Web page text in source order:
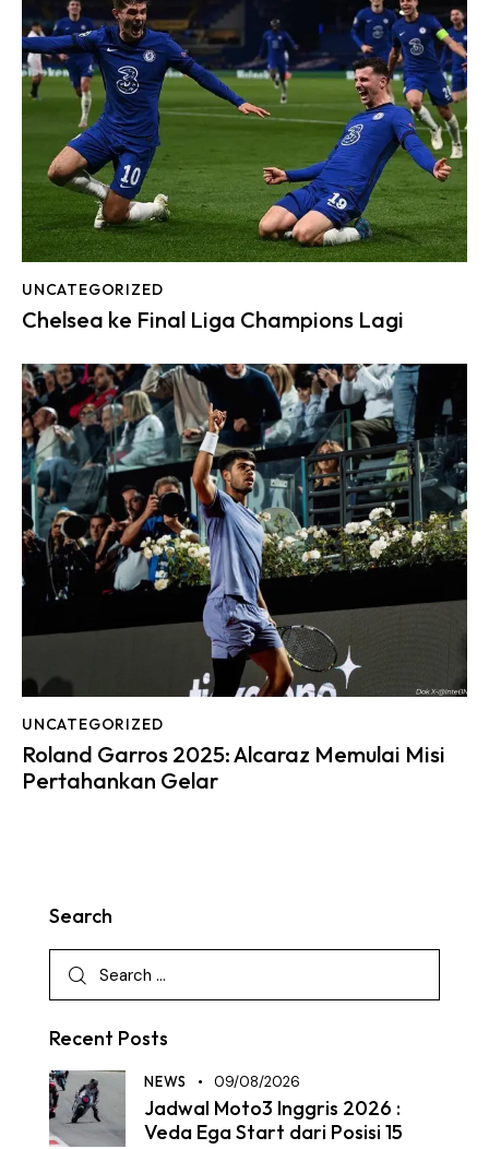
UNCATEGORIZED
Chelsea ke Final Liga Champions Lagi
UNCATEGORIZED
Roland Garros 2025: Alcaraz Memulai Misi
Pertahankan Gelar
Search
Recent Posts
NEWS 09/08/2026
Jadwal Moto3 Inggris 2026 :
Veda Ega Start dari Posisi 15